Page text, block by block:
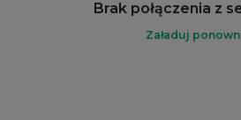
Brak połączenia z
Załaduj